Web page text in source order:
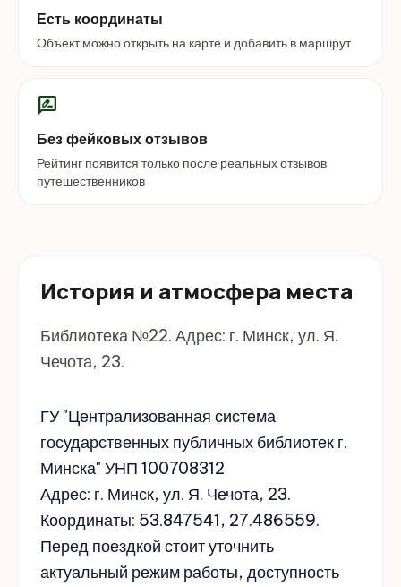
Есть координаты
Объект можно открыть на карте и добавить в маршрут
rate_review
Без фейковых отзывов
Рейтинг появится только после реальных отзывов
путешественников
История и атмосфера места
Библиотека №22. Адрес: г. Минск, ул. Я.
Чечота, 23.
ГУ "Централизованная система
государственных публичных библиотек г.
Минска" УНП 100708312
Адрес: г. Минск, ул. Я. Чечота, 23.
Координаты: 53.847541, 27.486559.
Перед поездкой стоит уточнить
актуальный режим работы, доступность